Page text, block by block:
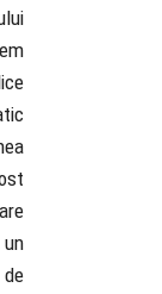
un